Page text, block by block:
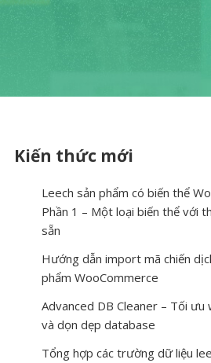
Kiến thức mới
Leech sản phẩm có biến thể
Phần 1 – Một loại biến thể với
sẵn
Hướng dẫn import mã chiến
phẩm WooCommerce
Advanced DB Cleaner – Tối
và dọn dẹp database
Tổng hợp các trường dữ liệu